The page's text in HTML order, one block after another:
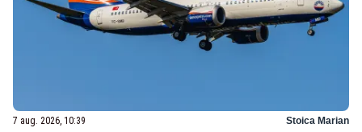
7 aug. 2026, 10:39 Stoica Marian